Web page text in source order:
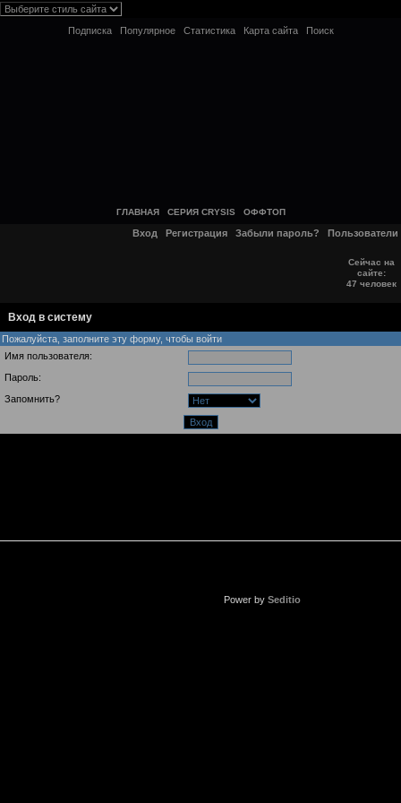
Подписка Популярное Статистика Карта сайта Поиск
ГЛАВНАЯ СЕРИЯ CRYSIS ОФФТОП
Вход Регистрация Забыли пароль? Пользователи
Сейчас на
сайте:
47 человек
Вход в систему
Пожалуйста, заполните эту форму, чтобы войти
Имя пользователя:
Пароль:
Запомнить?
Power by Seditio